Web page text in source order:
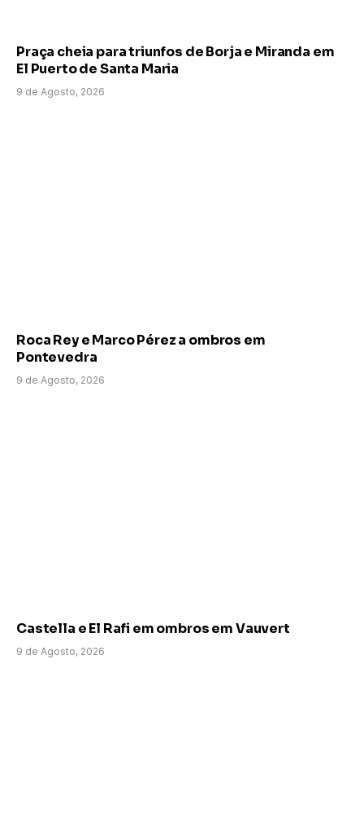
Praça cheia para triunfos de Borja e Miranda em
El Puerto de Santa Maria
9 de Agosto, 2026
Roca Rey e Marco Pérez a ombros em
Pontevedra
9 de Agosto, 2026
Castella e El Rafi em ombros em Vauvert
9 de Agosto, 2026